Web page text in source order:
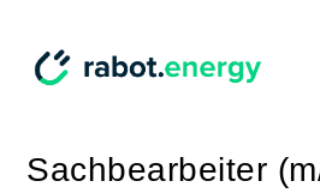
Sachbearbeiter